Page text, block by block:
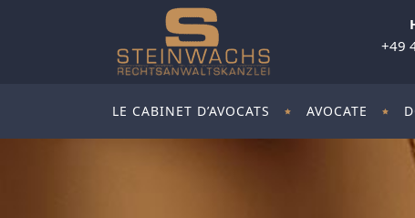
+49
LE CABINET D’AVOCATS AVOCATE